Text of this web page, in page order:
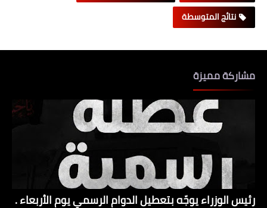
نتائج المتوسطة
مشاركة مميزة
رئيس الوزراء يوجّه بتعطيل الدوام الرسمي يوم الأربعاء .